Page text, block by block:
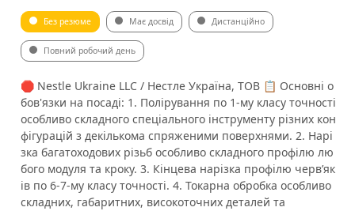
Без резюме Має досвід Дистанційно
Повний робочий день
🛑 Nestle Ukraine LLC / Нестле Україна, ТОВ 📋 Основні о
бов'язки на посаді: 1. Полірування по 1-му класу точності
особливо складного спеціального інструменту різних кон
фігурацій з декількома спряженими поверхнями. 2. Нарі
зка багатоходових різьб особливо складного профілю лю
бого модуля та кроку. 3. Кінцева нарізка профілю черв’як
ів по 6-7-му класу точності. 4. Токарна обробка особливо
складних, габаритних, високоточних деталей та